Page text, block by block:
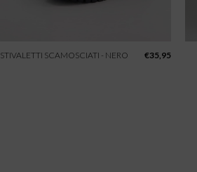
STIVALETTI SCAMOSCIATI - NERO €35,95